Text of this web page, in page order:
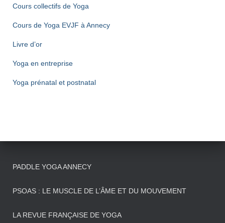
Cours collectifs de Yoga
Cours de Yoga EVJF à Annecy
Livre d’or
Yoga en entreprise
Yoga prénatal et postnatal
PADDLE YOGA ANNECY
PSOAS : LE MUSCLE DE L’ÂME ET DU MOUVEMENT
LA REVUE FRANÇAISE DE YOGA